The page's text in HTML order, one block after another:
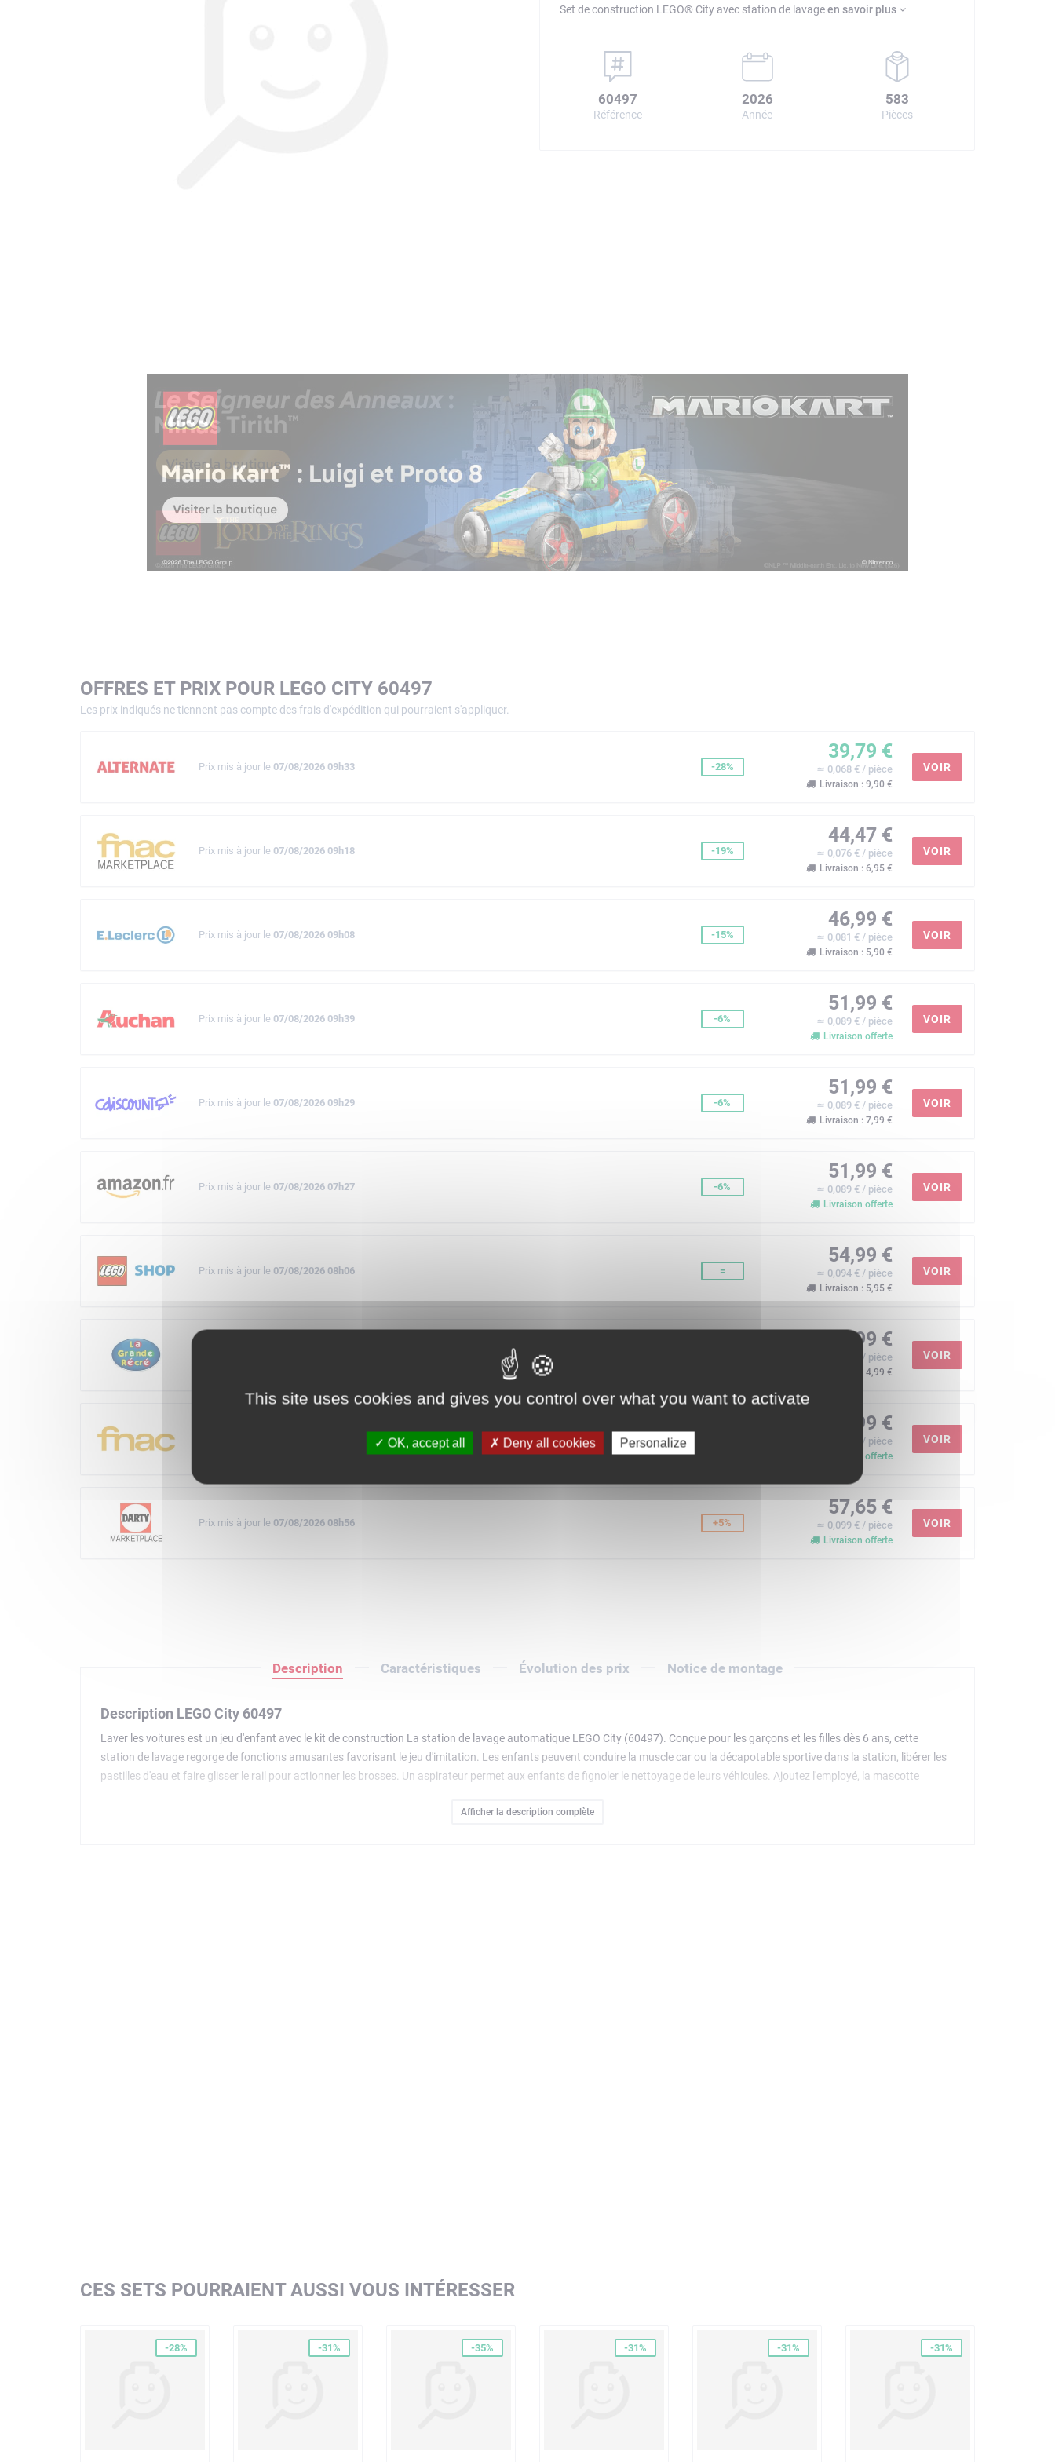
Set de construction LEGO® City avec station de lavageen savoir plus
60497
Référence
2026
Année
583
Pièces
OFFRES ET PRIX POUR LEGO CITY 60497
Les prix indiqués ne tiennent pas compte des frais d'expédition qui pourraient s'appliquer.
Prix mis à jour le 07/08/2026 09h33 -28%
39,79 €
≃ 0,068 € / pièce
Livraison : 9,90 €
VOIR
Prix mis à jour le 07/08/2026 09h18 -19%
44,47 €
≃ 0,076 € / pièce
Livraison : 6,95 €
VOIR
Prix mis à jour le 07/08/2026 09h08 -15%
46,99 €
≃ 0,081 € / pièce
Livraison : 5,90 €
VOIR
Prix mis à jour le 07/08/2026 09h39 -6%
51,99 €
≃ 0,089 € / pièce
Livraison offerte
VOIR
Prix mis à jour le 07/08/2026 09h29 -6%
51,99 €
≃ 0,089 € / pièce
Livraison : 7,99 €
VOIR
Prix mis à jour le 07/08/2026 07h27 -6%
51,99 €
≃ 0,089 € / pièce
Livraison offerte
VOIR
Prix mis à jour le 07/08/2026 08h06 =
54,99 €
≃ 0,094 € / pièce
Livraison : 5,95 €
VOIR
54,99 €
≃ 0,094 € / pièce
Livraison : 4,99 €
VOIR
54,99 €
≃ 0,094 € / pièce
Livraison offerte
VOIR
Prix mis à jour le 07/08/2026 08h56 +5%
57,65 €
≃ 0,099 € / pièce
Livraison offerte
VOIR
Description Caractéristiques Évolution des prix Notice de montage
Description LEGO City 60497
Laver les voitures est un jeu d'enfant avec le kit de construction La station de lavage automatique LEGO City (60497). Conçue pour les garçons et les filles dès 6 ans, cette
station de lavage regorge de fonctions amusantes favorisant le jeu d'imitation. Les enfants peuvent conduire la muscle car ou la décapotable sportive dans la station, libérer les
pastilles d'eau et faire glisser le rail pour actionner les brosses. Un aspirateur permet aux enfants de fignoler le nettoyage de leurs véhicules. Ajoutez l'employé, la mascotte
l'application LEGO Builder, qui propose des outils de zoom, rotation des modèles en 3D et suivi de la progression au fil de la construction. Combinez ce set de voitures avec
Afficher la description complète
CES SETS POURRAIENT AUSSI VOUS INTÉRESSER
-28% -31% -35% -31% -31% -31%
This site uses cookies and gives you control over what you want to activate
OK, accept all Deny all cookies Personalize